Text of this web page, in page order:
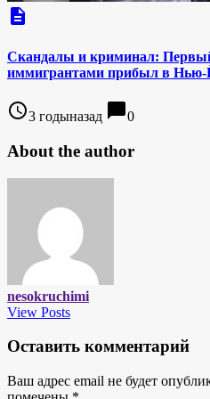
description
Скандалы и криминал:
иммигрантами прибыл в
access_time3 годыназад chat_bubble0
About the author
nesokruchimi
View Posts
Оставить комментарий
Ваш адрес email не будет